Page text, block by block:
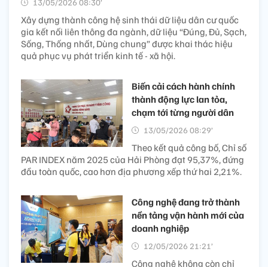
13/05/2026 08:30’
Xây dựng thành công hệ sinh thái dữ liệu dân cư quốc
gia kết nối liên thông đa ngành, dữ liệu “Đúng, Đủ, Sạch,
Sống, Thống nhất, Dùng chung” được khai thác hiệu
quả phục vụ phát triển kinh tế - xã hội.
Biến cải cách hành chính
thành động lực lan tỏa,
chạm tới từng người dân
13/05/2026 08:29’
Theo kết quả công bố, Chỉ số
PAR INDEX năm 2025 của Hải Phòng đạt 95,37%, đứng
đầu toàn quốc, cao hơn địa phương xếp thứ hai 2,21%.
Công nghệ đang trở thành
nền tảng vận hành mới của
doanh nghiệp
12/05/2026 21:21’
Công nghệ không còn chỉ